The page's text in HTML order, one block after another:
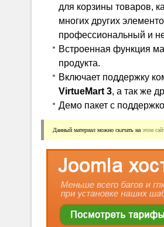
для корзины товаров,
многих других
профессиональный и
Встроенная функция
продукта.
Включает поддержку
VirtueMart 3, а так же
Демо пакет с
Данный материал можно скачать на этом